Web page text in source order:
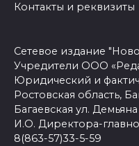
Контакты и реквизиты
Сетевое издание
Учредители ООО
Юридический и
Ростовская область,
Багаевская ул.
И.О. Директора-
8(863-57)33-5-59